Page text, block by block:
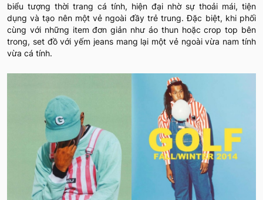
biểu tượng thời trang cá tính, hiện đại nhờ sự thoải mái, tiện
dụng và tạo nên một vẻ ngoài đầy trẻ trung. Đặc biệt, khi phối
cùng với những item đơn giản như áo thun hoặc crop top bên
trong, set đồ với yếm jeans mang lại một vẻ ngoài vừa nam tính
vừa cá tính.